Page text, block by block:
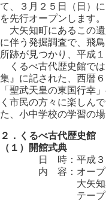
て、３月２５日（日）
を先行オープンします。
大矢知町にあるこの
に伴う発掘調査で、飛
所跡が見つかり、平成
くるべ古代歴史館で
集』に記された、西暦
「聖武天皇の東国行幸
く市民の方々に楽しん
た、小中学校の学習の
２．くるべ古代歴史館
（１）開館式典
日 時：平成３０年
内 容：オープニ
大矢知興譲小学
テー